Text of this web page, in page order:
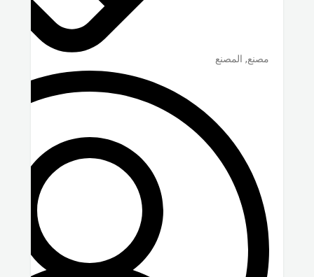
مصنع, المصنع